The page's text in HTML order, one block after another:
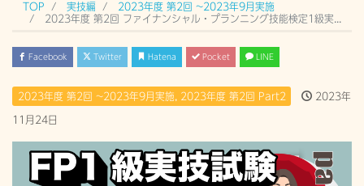
TOP 実技編
2023年度 第2回 ~2023年9月実施
Facebook Twitter Hatena Pocket LINE
2023年度 第2回 ~2023年9月実施, 2023年度 第2回 Part2 2023年
11月24日